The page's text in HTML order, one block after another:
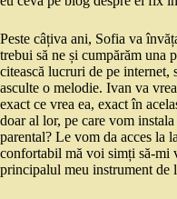
Peste câțiva ani, Sofia va
trebui să ne și cumpărăm una
citească lucruri de pe internet,
asculte o melodie. Ivan va
exact ce vrea ea, exact în
doar al lor, pe care vom
parental? Le vom da acces la
confortabil mă voi simți să-mi
principalul meu instrument de